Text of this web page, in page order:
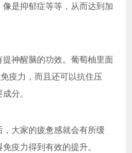
是抑郁症等等，从而达到加
神醒脑的功效。葡萄柚里面
疫力，而且还可以抗住压
分。
大家的疲惫感就会有所缓
疫力得到有效的提升。